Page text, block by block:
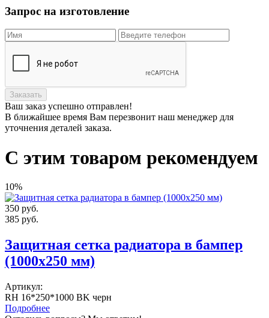
Запрос на изготовление
Заказать
Ваш заказ успешно отправлен!
В ближайшее время Вам перезвонит наш менеджер для
уточнения деталей заказа.
С этим товаром рекомендуем
10%
350 руб.
385 руб.
Защитная сетка радиатора в бампер
(1000х250 мм)
Артикул:
RH 16*250*1000 BK черн
Подробнее